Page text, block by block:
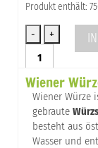
Produkt enthält:
Würze
-
glutenfrei
ähnlich
Sojasauce!
Menge
Wiener
Wiener Würze
gebraute
besteht aus
Wasser und